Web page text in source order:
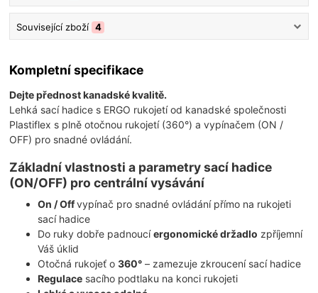
Související zboží 4
Kompletní specifikace
Dejte přednost kanadské kvalitě.
Lehká sací hadice s ERGO rukojetí od kanadské společnosti
Plastiflex s plně otočnou rukojetí (360°) a vypínačem (ON /
OFF) pro snadné ovládání.
Základní vlastnosti a parametry sací hadice
(ON/OFF) pro centrální vysávání
On / Offvypínač pro snadné ovládání přímo na rukojeti
sací hadice
Do ruky dobře padnoucíergonomické držadlo zpříjemní
Váš úklid
Otočná rukojeť o360° – zamezuje zkroucení sací hadice
Regulace sacího podtlaku na konci rukojeti